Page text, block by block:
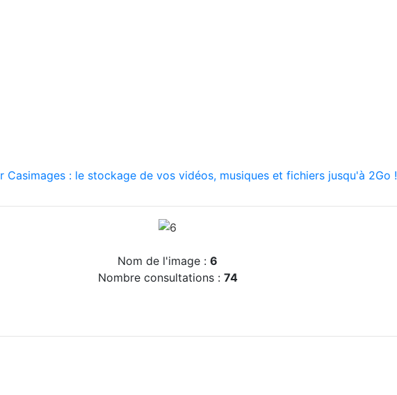
Casimages : le stockage de vos vidéos, musiques et fichiers jusqu'à 2Go !
Nom de l'image : 6
Nombre consultations : 74